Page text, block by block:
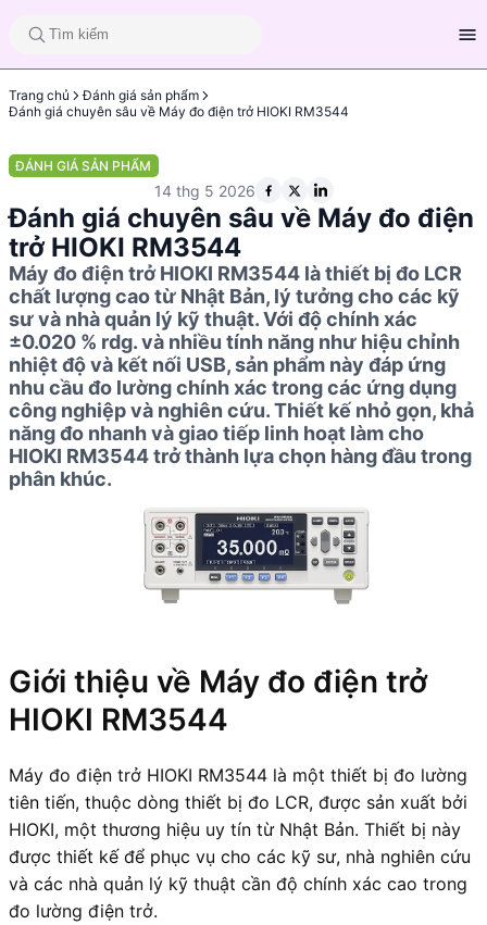
Trang chủ
Đánh giá sản phẩm
Đánh giá chuyên sâu về Máy đo điện trở HIOKI RM3544
ĐÁNH GIÁ SẢN PHẨM
14 thg 5 2026
Đánh giá chuyên sâu về Máy đo điện
trở HIOKI RM3544
Máy đo điện trở HIOKI RM3544 là thiết bị đo LCR
chất lượng cao từ Nhật Bản, lý tưởng cho các kỹ
sư và nhà quản lý kỹ thuật. Với độ chính xác
±0.020 % rdg. và nhiều tính năng như hiệu chỉnh
nhiệt độ và kết nối USB, sản phẩm này đáp ứng
nhu cầu đo lường chính xác trong các ứng dụng
công nghiệp và nghiên cứu. Thiết kế nhỏ gọn, khả
năng đo nhanh và giao tiếp linh hoạt làm cho
HIOKI RM3544 trở thành lựa chọn hàng đầu trong
phân khúc.
Giới thiệu về Máy đo điện trở
HIOKI RM3544
Máy đo điện trở HIOKI RM3544 là một thiết bị đo lường
tiên tiến, thuộc dòng thiết bị đo LCR, được sản xuất bởi
HIOKI, một thương hiệu uy tín từ Nhật Bản. Thiết bị này
được thiết kế để phục vụ cho các kỹ sư, nhà nghiên cứu
và các nhà quản lý kỹ thuật cần độ chính xác cao trong
đo lường điện trở.